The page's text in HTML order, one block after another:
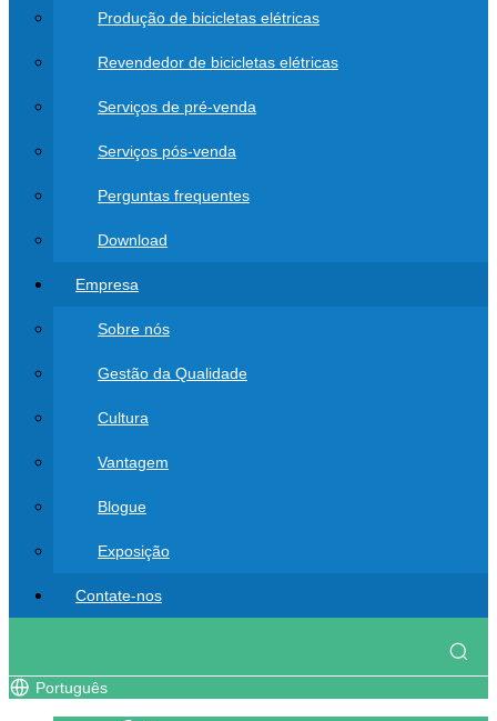
Produção de bicicletas elétricas
Revendedor de bicicletas elétricas
Serviços de pré-venda
Serviços pós-venda
Perguntas frequentes
Download
Empresa
Sobre nós
Gestão da Qualidade
Cultura
Vantagem
Blogue
Exposição
Contate-nos
Português